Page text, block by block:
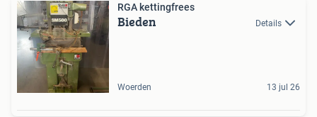
RGA kettingfrees
Bieden Details
Woerden 13 jul 26